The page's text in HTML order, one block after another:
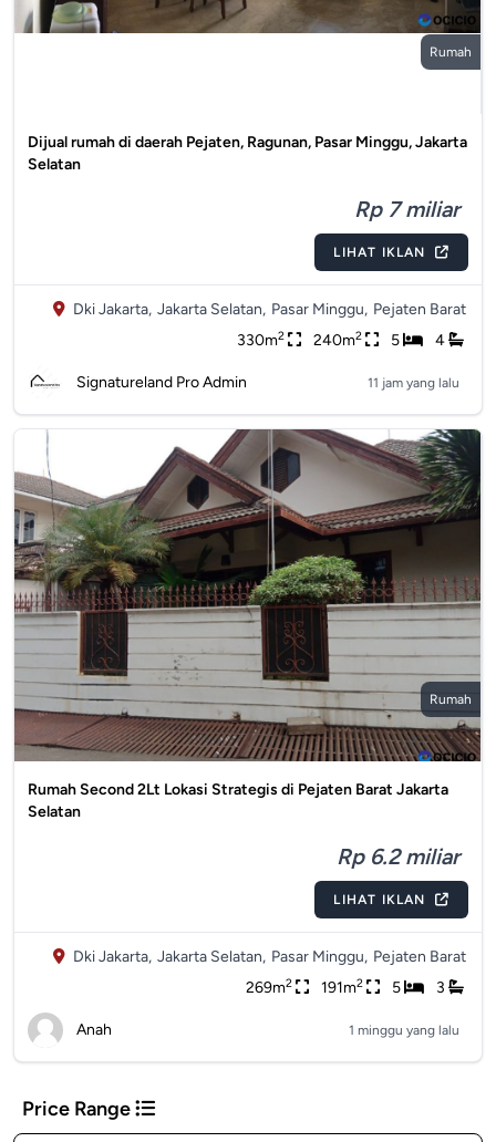
Rumah
Dijual rumah di daerah Pejaten, Ragunan, Pasar Minggu, Jakarta
Selatan
Rp 7 miliar
LIHAT IKLAN
Dki Jakarta, Jakarta Selatan, Pasar Minggu, Pejaten Barat
330m2 240m2 5 4
Signatureland Pro Admin 11 jam yang lalu
Rumah
Rumah Second 2Lt Lokasi Strategis di Pejaten Barat Jakarta
Selatan
Rp 6.2 miliar
LIHAT IKLAN
Dki Jakarta, Jakarta Selatan, Pasar Minggu, Pejaten Barat
269m2 191m2 5 3
Anah 1 minggu yang lalu
Price Range